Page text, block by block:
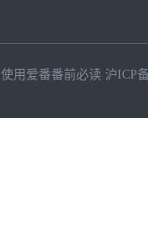
使用爱番番前必读 沪ICP